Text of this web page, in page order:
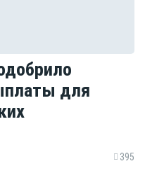
для
395